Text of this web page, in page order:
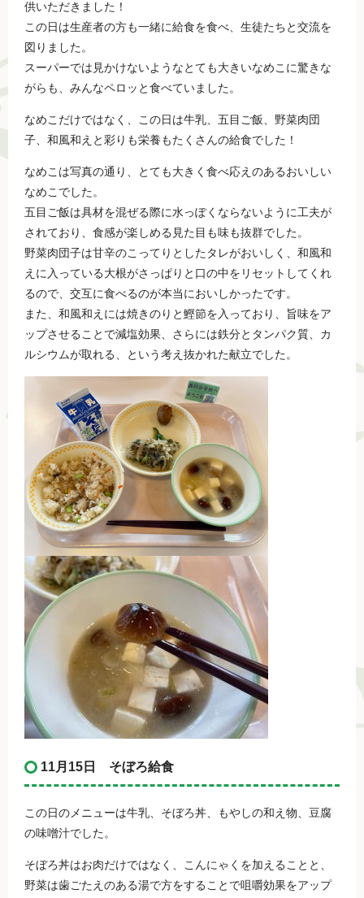
供いただきました！
この日は生産者の方も一緒に給食を食べ、生徒たちと交流を
図りました。
スーパーでは見かけないようなとても大きいなめこに驚きな
がらも、みんなペロッと食べていました。
なめこだけではなく、この日は牛乳、五目ご飯、野菜肉団
子、和風和えと彩りも栄養もたくさんの給食でした！
なめこは写真の通り、とても大きく食べ応えのあるおいしい
なめこでした。
五目ご飯は具材を混ぜる際に水っぽくならないように工夫が
されており、食感が楽しめる見た目も味も抜群でした。
野菜肉団子は甘辛のこってりとしたタレがおいしく、和風和
えに入っている大根がさっぱりと口の中をリセットしてくれ
るので、交互に食べるのが本当においしかったです。
また、和風和えには焼きのりと鰹節を入っており、旨味をア
ップさせることで減塩効果、さらには鉄分とタンパク質、カ
ルシウムが取れる、という考え抜かれた献立でした。
11月15日 そぼろ給食
この日のメニューは牛乳、そぼろ丼、もやしの和え物、豆腐
の味噌汁でした。
そぼろ丼はお肉だけではなく、こんにゃくを加えることと、
野菜は歯ごたえのある湯で方をすることで咀嚼効果をアップ